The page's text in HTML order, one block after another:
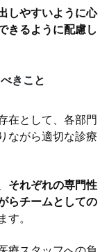
しやすいように心
きるように配慮し
きこと
在として、各部門
ながら適切な診療
それぞれの専門性
らチームとしての
す。